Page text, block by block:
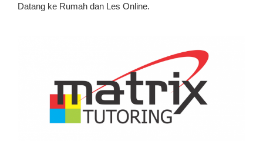
Datang ke Rumah dan Les Online.